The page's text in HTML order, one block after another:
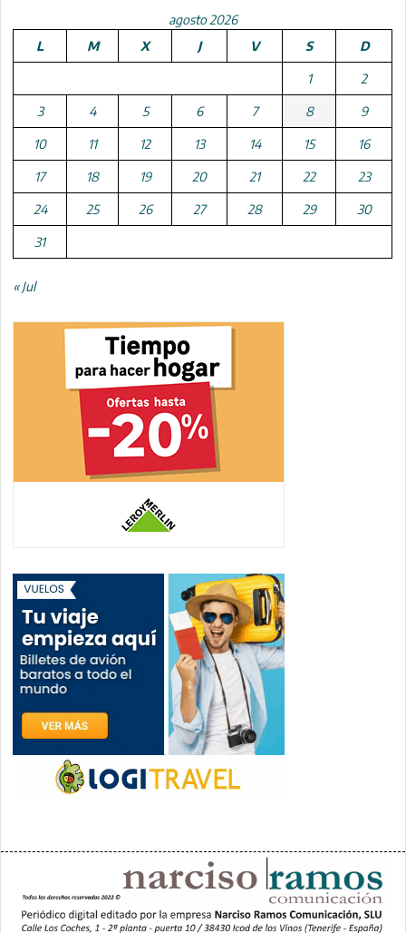
agosto 2026
L
M X J V S D
1 2
3 4 5 6 7 8 9
10 11 12 13 14 15 16
17 18 19 20 21 22 23
24 25 26 27 28 29 30
31
« Jul